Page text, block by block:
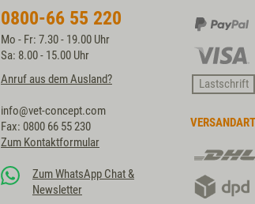
0800-66 55 220
Mo - Fr: 7.30 - 19.00 Uhr
Sa: 8.00 - 15.00 Uhr
Anruf aus dem Ausland?
info@vet-concept.com
Fax: 0800 66 55 230
Zum Kontaktformular
Zum WhatsApp Chat &
Newsletter
Lastschrift
DHL
DPD